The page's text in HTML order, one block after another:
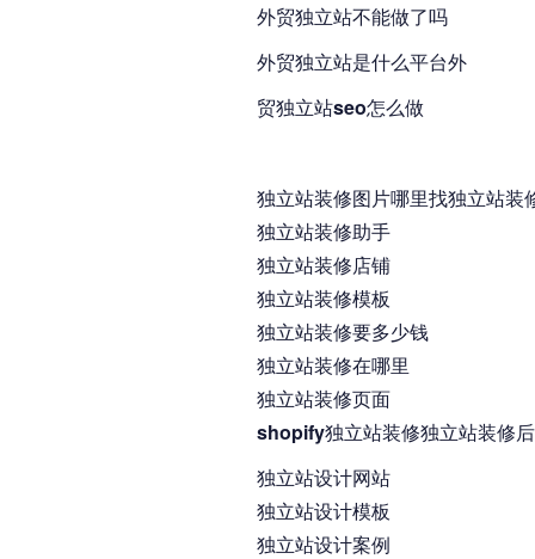
外贸独立站不能做了吗
外贸独立站是什么平台外
贸独立站seo怎么做
独立站装修图片哪里找独立站装
独立站装修助手
独立站装修店铺
独立站装修模板
独立站装修要多少钱
独立站装修在哪里
独立站装修页面
shopify独立站装修独立站装修
独立站设计网站
独立站设计模板
独立站设计案例